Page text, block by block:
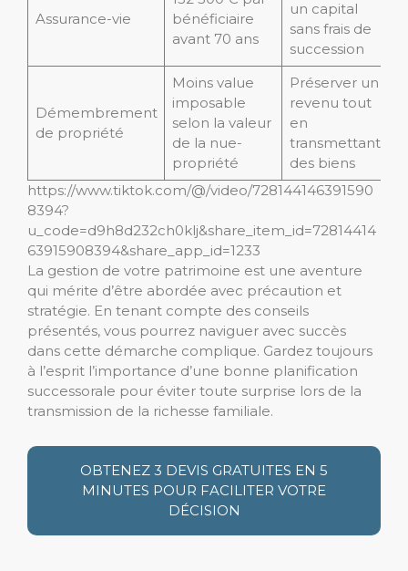
Assurance-vie
bénéficiaire
avant 70 ans
un capital
sans frais de
succession
Démembrement
de propriété
Moins value
imposable
selon la valeur
de la nue-
propriété
Préserver un
revenu tout
en
transmettant
des biens
https://www.tiktok.com/@/video/728144146391590
8394?
u_code=d9h8d232ch0klj&share_item_id=72814414
63915908394&share_app_id=1233
La gestion de votre patrimoine est une aventure
qui mérite d’être abordée avec précaution et
stratégie. En tenant compte des conseils
présentés, vous pourrez naviguer avec succès
dans cette démarche complique. Gardez toujours
à l’esprit l’importance d’une bonne planification
successorale pour éviter toute surprise lors de la
transmission de la richesse familiale.
OBTENEZ 3 DEVIS GRATUITES EN 5
MINUTES POUR FACILITER VOTRE
DÉCISION